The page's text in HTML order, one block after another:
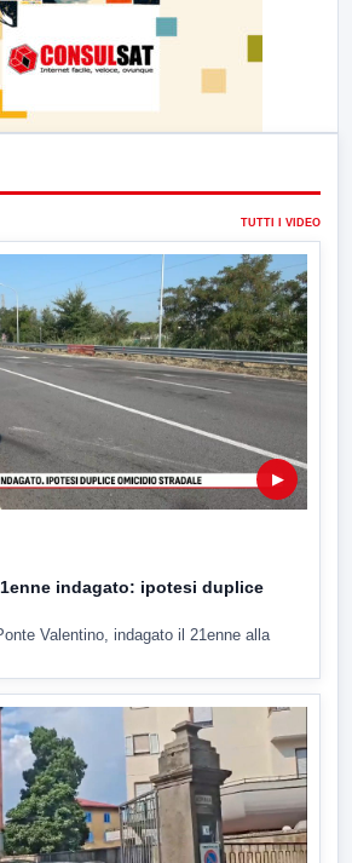
TUTTI I VIDEO
▶
indagato: ipotesi duplice
Valentino, indagato il 21enne alla